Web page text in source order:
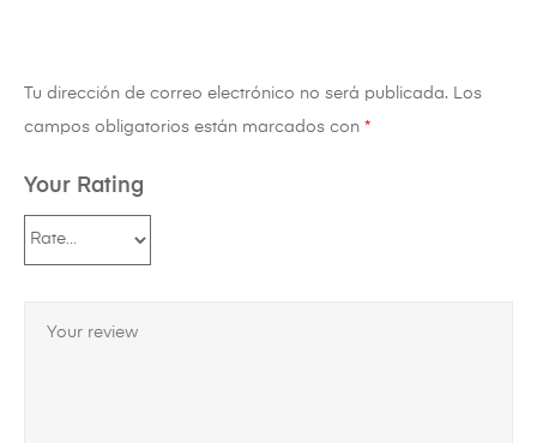
Tu dirección de correo electrónico no será publicada.
Los
campos obligatorios están marcados con *
Your Rating